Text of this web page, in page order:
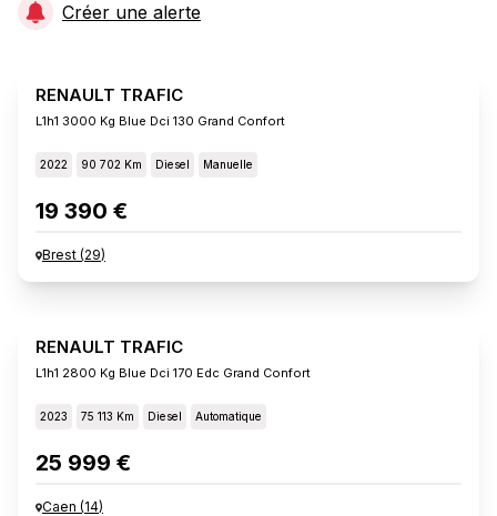
Créer une alerte
RENAULT TRAFIC
L1h1 3000 Kg Blue Dci 130 Grand Confort
2022 90 702 Km Diesel Manuelle
19 390 €
Brest (29)
RENAULT TRAFIC
L1h1 2800 Kg Blue Dci 170 Edc Grand Confort
2023 75 113 Km Diesel Automatique
25 999 €
Caen (14)